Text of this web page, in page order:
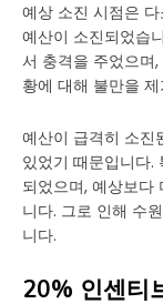
예상 소진 시점은
예산이 소진되었습
서 충격을 주었으며
황에 대해 불만을
예산이 급격히 소진
있었기 때문입니다.
되었으며, 예상보다
니다. 그로 인해 수
니다.
20% 인센티